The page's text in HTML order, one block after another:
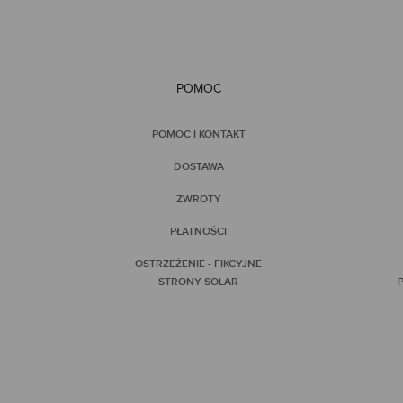
POMOC
POMOC I KONTAKT
DOSTAWA
ZWROTY
PŁATNOŚCI
OSTRZEŻENIE - FIKCYJNE
STRONY SOLAR